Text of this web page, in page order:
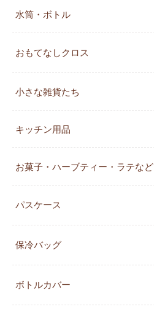
水筒・ボトル
おもてなしクロス
小さな雑貨たち
キッチン用品
お菓子・ハーブティー・ラテなど
パスケース
保冷バッグ
ボトルカバー